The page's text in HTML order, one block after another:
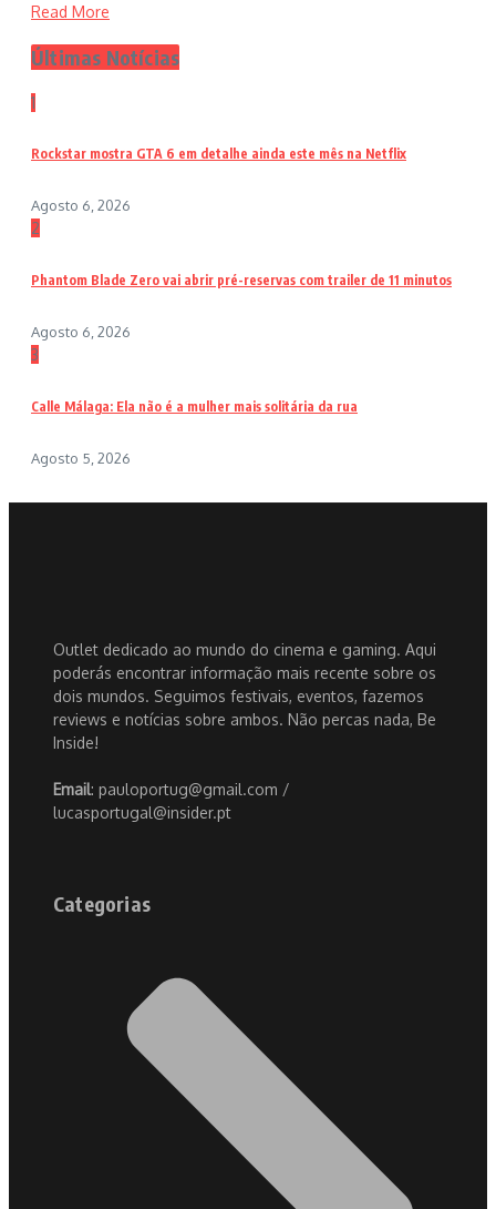
Read More
Últimas Notícias
1
Rockstar mostra GTA 6 em detalhe ainda este mês na Netflix
Agosto 6, 2026
2
Phantom Blade Zero vai abrir pré-reservas com trailer de 11 minutos
Agosto 6, 2026
3
Calle Málaga: Ela não é a mulher mais solitária da rua
Agosto 5, 2026
Outlet dedicado ao mundo do cinema e gaming. Aqui
poderás encontrar informação mais recente sobre os
dois mundos. Seguimos festivais, eventos, fazemos
reviews e notícias sobre ambos. Não percas nada, Be
Inside!
Email: pauloportug@gmail.com /
lucasportugal@insider.pt
Categorias